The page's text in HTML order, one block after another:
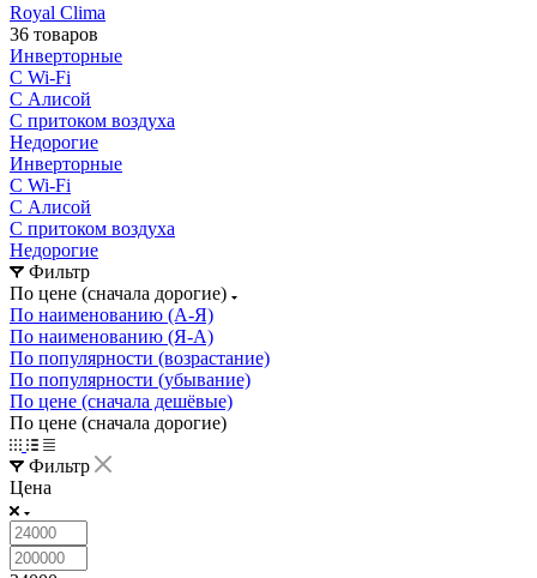
Royal Clima
36 товаров
Инверторные
С Wi-Fi
С Алисой
С притоком воздуха
Недорогие
Инверторные
С Wi-Fi
С Алисой
С притоком воздуха
Недорогие
Фильтр
По цене (сначала дорогие)
По наименованию (А-Я)
По наименованию (Я-А)
По популярности (возрастание)
По популярности (убывание)
По цене (сначала дешёвые)
По цене (сначала дорогие)
Фильтр
Цена